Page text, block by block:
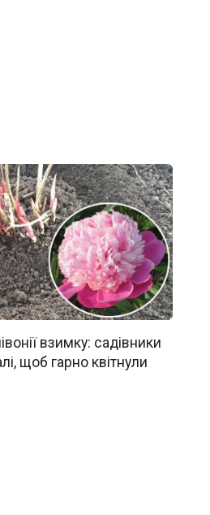
взимку: садівники
щоб гарно квітнули